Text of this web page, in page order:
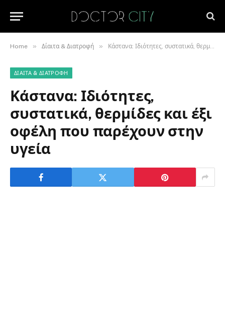
Home » Δίαιτα & Διατροφή » Κάστανα: Ιδιότητες, συστατικά, θερμίδες και έξι οφέλη που παρέχουν στην υγεία
ΔΊΑΙΤΑ & ΔΙΑΤΡΟΦΉ
Κάστανα: Ιδιότητες,
συστατικά, θερμίδες και έξι
οφέλη που παρέχουν στην
υγεία